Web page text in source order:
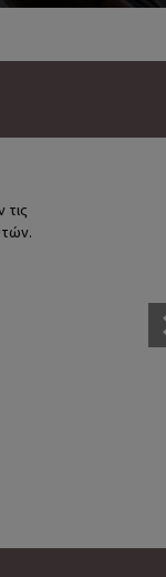
μεγάλη
και
για τσίχλα και